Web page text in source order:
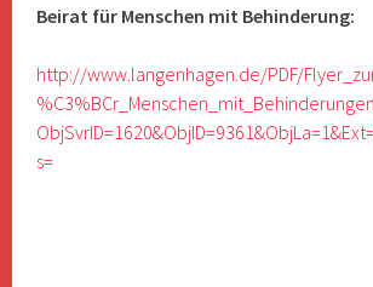
Beirat für Menschen mit Behinderung:
http://www.langenhagen.de/PDF/
s=